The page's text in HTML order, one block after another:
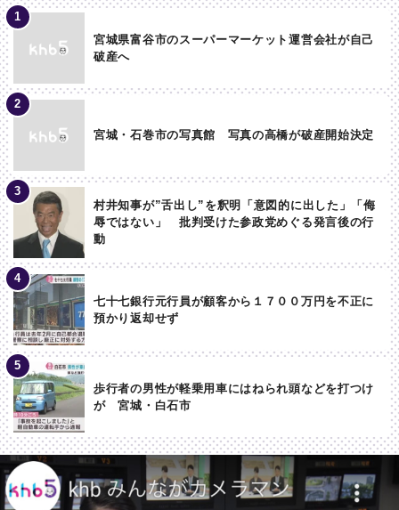
宮城県富谷市のスーパーマーケット運営会社が自己
破産へ
宮城・石巻市の写真館 写真の高橋が破産開始決定
村井知事が”舌出し”を釈明「意図的に出した」「侮
辱ではない」 批判受けた参政党めぐる発言後の行
動
七十七銀行元行員が顧客から１７００万円を不正に
預かり返却せず
歩行者の男性が軽乗用車にはねられ頭などを打つけ
が 宮城・白石市